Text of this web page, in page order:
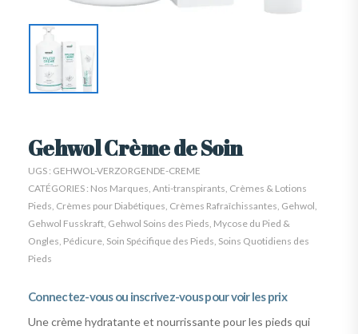
Gehwol Crème de Soin
UGS : GEHWOL-VERZORGENDE-CREME
CATÉGORIES : Nos Marques Anti-transpirants Crèmes & Lotions
Pieds Crèmes pour Diabétiques Crèmes Rafraîchissantes Gehwol
Gehwol Fusskraft Gehwol Soins des Pieds Mycose du Pied &
Ongles Pédicure Soin Spécifique des Pieds Soins Quotidiens des
Pieds
Connectez-vous ou inscrivez-vous pour voir les prix
Une crème hydratante et nourrissante pour les pieds qui